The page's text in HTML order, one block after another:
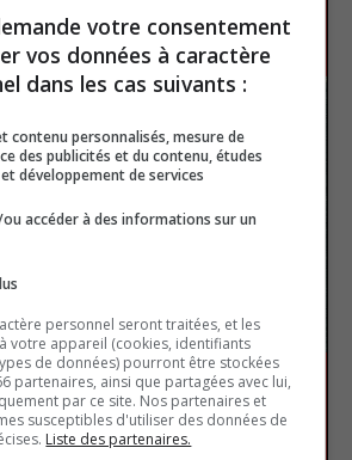
votre consentement
vos données à caractère
dans les cas suivants :
contenu personnalisés, mesure de
des publicités et du contenu, études
et développement de services
accéder à des informations sur un
personnel seront traitées, et les
votre appareil (cookies, identifiants
de données) pourront être stockées
partenaires, ainsi que partagées avec lui,
par ce site. Nos partenaires et
susceptibles d'utiliser des données de
Liste des partenaires.